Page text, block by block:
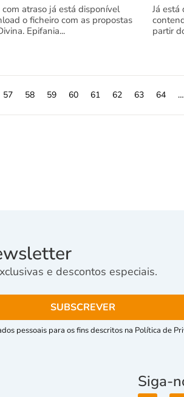
atraso já está disponível
o ficheiro com as propostas
Epifania...
Já
partir
57 58 59 60 61 62 63 64 …
e descontos especiais.
pessoais para os fins descritos na Política de
Siga-